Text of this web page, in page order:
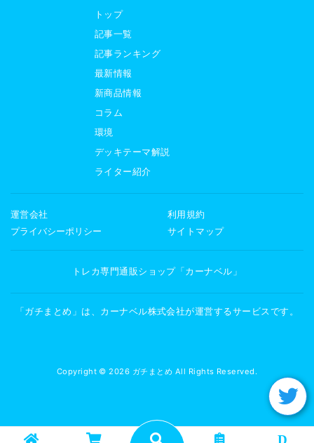
D
トップ
記事一覧
記事ランキング
最新情報
新商品情報
コラム
環境
デッキテーマ解説
ライター紹介
運営会社
利用規約
プライバシーポリシー
サイトマップ
トレカ専門通販ショップ「カーナベル」
「ガチまとめ」は、カーナベル株式会社が運営するサービスです。
Copyright © 2026 ガチまとめ All Rights Reserved.